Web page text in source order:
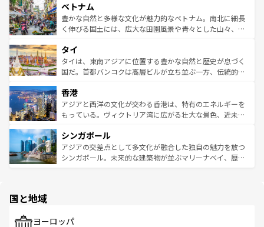
参照してほしい。
容にもいいと評判のスイーツなど、バラエティ豊かな料理
が味わえる。 なお、新着の台湾情報は コンテンツ一覧を参
照してほしい。
き、地方に足を延ばせば四季折々の自然美を楽しむことが
できる。そして、キムチや焼肉、絶品のストリートフード
まで、さまざまな韓国料理が待っている。夜には、韓国な
リティに包まれながら、韓国の多彩な魅力を心ゆくまで味
わってみてほしい。 なお、新着の韓国情報はコンテンツ一
覧を参照してほしい。
ベトナム
豊かな自然と多様な文化が魅力的なベトナム。南北に細長
く伸びる国土には、広大な田園風景や青々とした山々、世
急速な発展と共に伝統が息づく。ハノイの古い町並みやホ
ーチミン市のフランス統治時代の建物も、独特の雰囲気を
醸し出している。また、バラエティの豊かさとおいしさで
とつ。フォーやバインミー、ベトナムコーヒーなどは、ぜ
ひ現地で味わいたい。どの地域を訪れてもあたたかい人々
が旅行者を迎えてくれるので、きっと忘れられない旅にな
参照してほしい。
タイ
タイは、東南アジアに位置する豊かな自然と歴史が息づく
国だ。首都バンコクは高層ビルが立ち並ぶ一方、伝統的な
の活気が交差している。北部ではチェンマイなどの山岳地
帯で自然と触れ合い、南部ではプーケットやクラビの美し
いビーチでリゾート気分を楽しむことができる。タイ料理
激する。気候は一年中温暖で、どの季節にも異なる楽しみ
が待っている。親しみやすいタイの人々、仏教を中心とし
た文化、そして多様な観光資源が、訪れる旅人を魅了し続
香港
アジアと西洋の文化が交わる香港は、特有のエネルギーを
もっている。ヴィクトリア湾に広がる壮大な景色、近未来
み、どこを訪れても感動するはず。観光スポットが密集し
ており、効率よく見どころを回れるのも魅力。息をのむよ
うな絶景から文化的な体験まで、香港を存分に楽しみ尽く
シンガポール
アジアの交差点として多文化が融合した独自の魅力を放つ
シンガポール。未来的な建築物が並ぶマリーナベイ、歴史
で、ホーカーズは地元の風情を楽しめる外せないスポット
国と地域
ヨーロッパ